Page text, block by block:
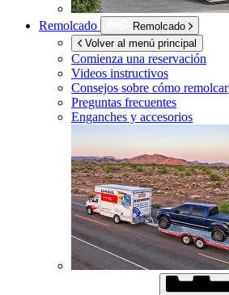
Remolcado
Remolcado
Volver al menú principal
Comienza una reservación
Videos instructivos
Consejos sobre cómo remolcar
Preguntas frecuentes
Enganches y accesorios